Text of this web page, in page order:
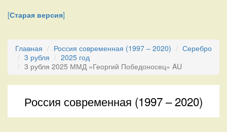
[Старая версия]
Главная Россия современная (1997 – 2020)
Серебро
3 рубля
2025 год
3 рубля 2025 ММД «Георгий Победоносец» AU
Россия современная (1997 – 2020)